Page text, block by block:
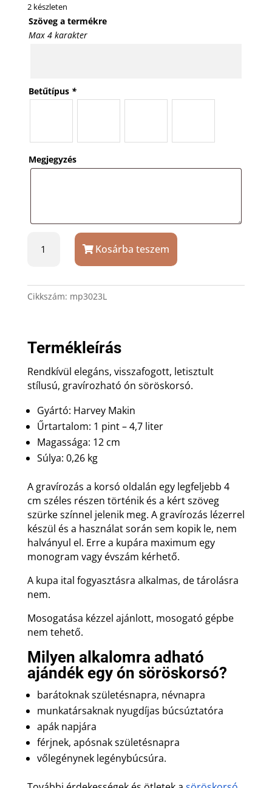
2 készleten
Szöveg a termékre
Max 4 karakter
Betűtípus *
Megjegyzés
Makin
ajándék
Kosárba teszem
Cikkszám: mp3023L
Termékleírás
Rendkívül elegáns, visszafogott, letisztult
stílusú, gravírozható ón söröskorsó.
Gyártó: Harvey Makin
Űrtartalom: 1 pint – 4,7 liter
Magassága: 12 cm
Súlya: 0,26 kg
A gravírozás a korsó oldalán egy legfeljebb 4
cm széles részen történik és a kért szöveg
szürke színnel jelenik meg. A gravírozás lézerrel
készül és a használat során sem kopik le, nem
halványul el. Erre a kupára maximum egy
monogram vagy évszám kérhető.
A kupa ital fogyasztásra alkalmas, de tárolásra
nem.
Mosogatása kézzel ajánlott, mosogató gépbe
nem tehető.
Milyen alkalomra adható
ajándék egy ón söröskorsó?
barátoknak születésnapra, névnapra
munkatársaknak nyugdíjas búcsúztatóra
apák napjára
férjnek, apósnak születésnapra
vőlegénynek legénybúcsúra.